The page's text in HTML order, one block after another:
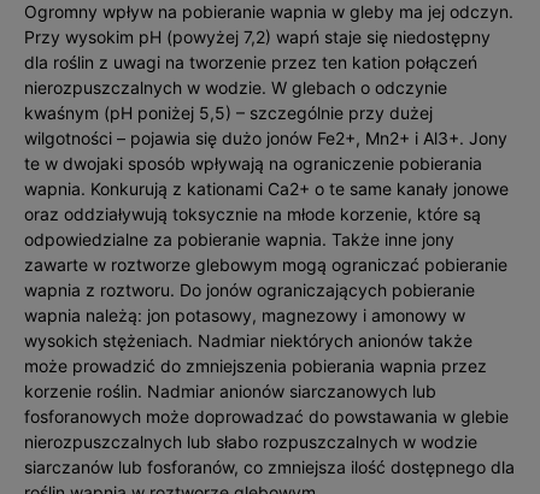
Ogromny wpływ na pobieranie wapnia w gleby ma jej odczyn.
Przy wysokim pH (powyżej 7,2) wapń staje się niedostępny
dla roślin z uwagi na tworzenie przez ten kation połączeń
nierozpuszczalnych w wodzie. W glebach o odczynie
kwaśnym (pH poniżej 5,5) – szczególnie przy dużej
wilgotności – pojawia się dużo jonów Fe2+, Mn2+ i Al3+. Jony
te w dwojaki sposób wpływają na ograniczenie pobierania
wapnia. Konkurują z kationami Ca2+ o te same kanały jonowe
oraz oddziaływują toksycznie na młode korzenie, które są
odpowiedzialne za pobieranie wapnia. Także inne jony
zawarte w roztworze glebowym mogą ograniczać pobieranie
wapnia z roztworu. Do jonów ograniczających pobieranie
wapnia należą: jon potasowy, magnezowy i amonowy w
wysokich stężeniach. Nadmiar niektórych anionów także
może prowadzić do zmniejszenia pobierania wapnia przez
korzenie roślin. Nadmiar anionów siarczanowych lub
fosforanowych może doprowadzać do powstawania w glebie
nierozpuszczalnych lub słabo rozpuszczalnych w wodzie
siarczanów lub fosforanów, co zmniejsza ilość dostępnego dla